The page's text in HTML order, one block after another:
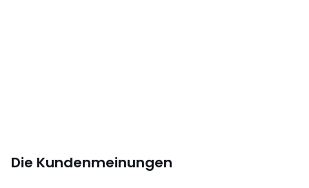
Die Kundenmeinungen